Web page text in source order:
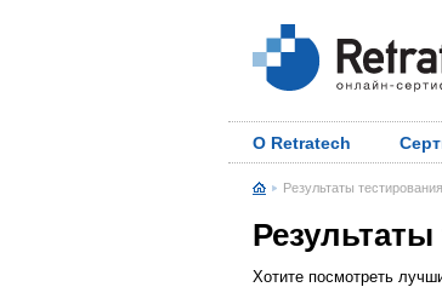
О Retratech
Результаты тестирования
Хотите посмотреть